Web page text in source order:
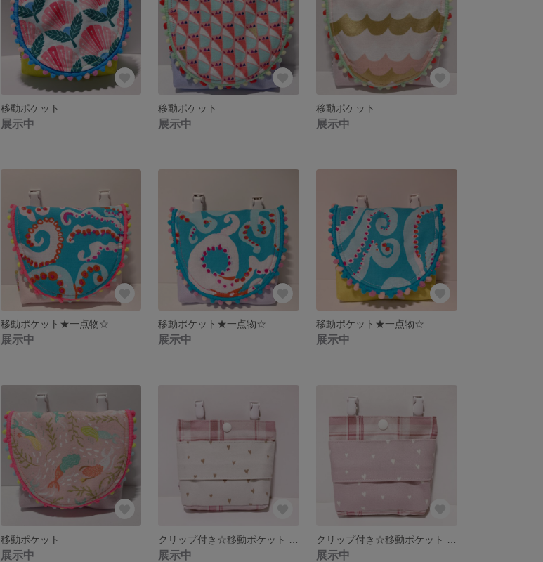
移動ポケット
展示中
移動ポケット
展示中
移動ポケット
展示中
移動ポケット★一点物☆
展示中
移動ポケット★一点物☆
展示中
移動ポケット★一点物☆
展示中
移動ポケット
展示中 展示中 展示中